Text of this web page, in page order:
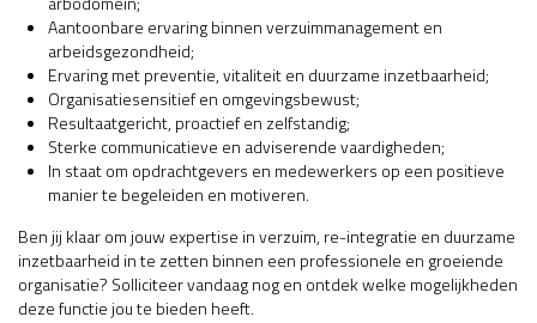
Aantoonbare ervaring binnen verzuimmanagement en
arbeidsgezondheid;
Ervaring met preventie, vitaliteit en duurzame inzetbaarheid;
Organisatiesensitief en omgevingsbewust;
Resultaatgericht, proactief en zelfstandig;
Sterke communicatieve en adviserende vaardigheden;
In staat om opdrachtgevers en medewerkers op een positieve
manier te begeleiden en motiveren.
Ben jij klaar om jouw expertise in verzuim, re-integratie en duurzame
inzetbaarheid in te zetten binnen een professionele en groeiende
organisatie? Solliciteer vandaag nog en ontdek welke mogelijkheden
deze functie jou te bieden heeft.